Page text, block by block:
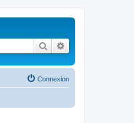
Rechercher
Connexion